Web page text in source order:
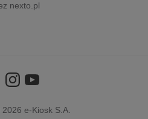
nexto.pl
2026 e-Kiosk S.A.